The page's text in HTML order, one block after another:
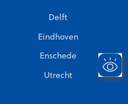
Delft
Eindhoven
Enschede
Utrecht